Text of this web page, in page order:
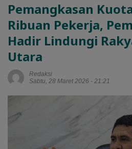
Pemangkasan
Ribuan Pekerja,
Hadir Lindungi
Utara
Redaksi
Sabtu, 28 Maret 2026 - 21:21